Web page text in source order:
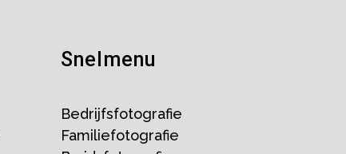
Snelmenu
Bedrijfsfotografie
Familiefotografie